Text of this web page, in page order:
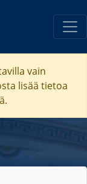
vain
lisää tietoa